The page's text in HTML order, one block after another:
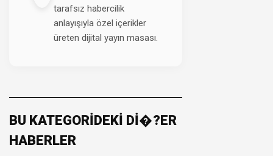
tarafsız habercilik
anlayışıyla özel içerikler
üreten dijital yayın masası.
BU KATEGORİDEKİ Dİ�?ER
HABERLER